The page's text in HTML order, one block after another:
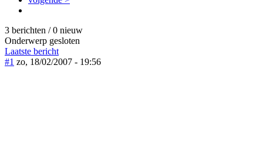
3 berichten / 0 nieuw
Onderwerp gesloten
Laatste bericht
#1 zo, 18/02/2007 - 19:56